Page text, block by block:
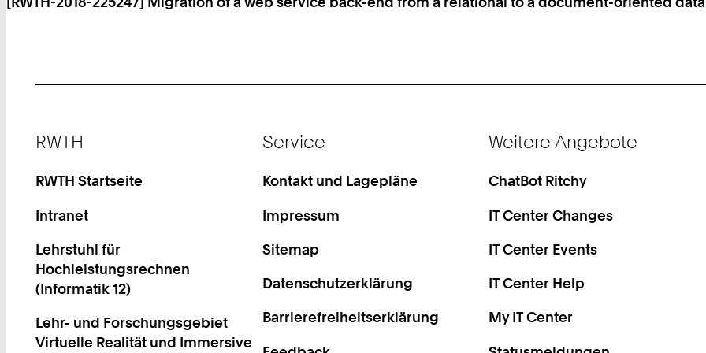
RWTH
RWTH Startseite
Intranet
Lehrstuhl für
Hochleistungsrechnen
(Informatik 12)
Lehr- und Forschungsgebiet
Virtuelle Realität und Immersive
Service
Kontakt und Lagepläne
Impressum
Sitemap
Datenschutzerklärung
Barrierefreiheitserklärung
Weitere Angebote
ChatBot Ritchy
IT Center Changes
IT Center Events
IT Center Help
My IT Center